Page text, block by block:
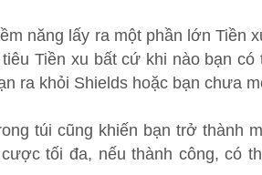
năng lấy ra một phần lớn Tiền
Tiền xu bất cứ khi nào bạn
ra khỏi Shields hoặc bạn chưa
túi cũng khiến bạn trở thành
tối đa, nếu thành công, có